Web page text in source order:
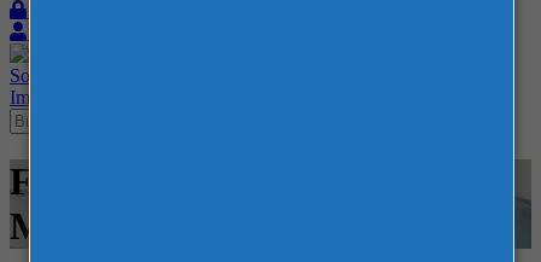
Sobre
Imprensa
Feiras - Arena Jaguariuna -
Madeira